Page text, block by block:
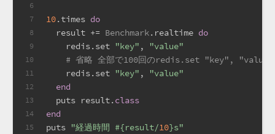
6
7
8
9
10
11
12
13
14
15
10.times do
  result +=
Benchmark.realtime do
    redis.set
"key" , "value"
# 省略 全部で100回のredis.set "key", "value"
    redis.set
"key" , "value"
end
  puts result.
class
end
puts "経過時間 #{result/10}s"